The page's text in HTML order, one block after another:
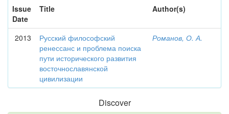
Issue
Date
Title Author(s)
2013
Русский философский
ренессанс и проблема поиска
пути исторического развития
восточнославянской
цивилизации
Романов, О. А.
Discover